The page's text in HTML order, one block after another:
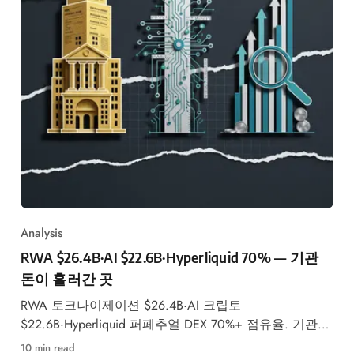
Analysis
RWA $26.4B·AI $22.6B·Hyperliquid 70% — 기관
돈이 흘러간 곳
RWA 토크나이제이션 $26.4B·AI 크립토
$22.6B·Hyperliquid 퍼페추얼 DEX 70%+ 점유율. 기관
자금이 유입되는 2026년 크립토 3대 메가 내러티브를
10 min read